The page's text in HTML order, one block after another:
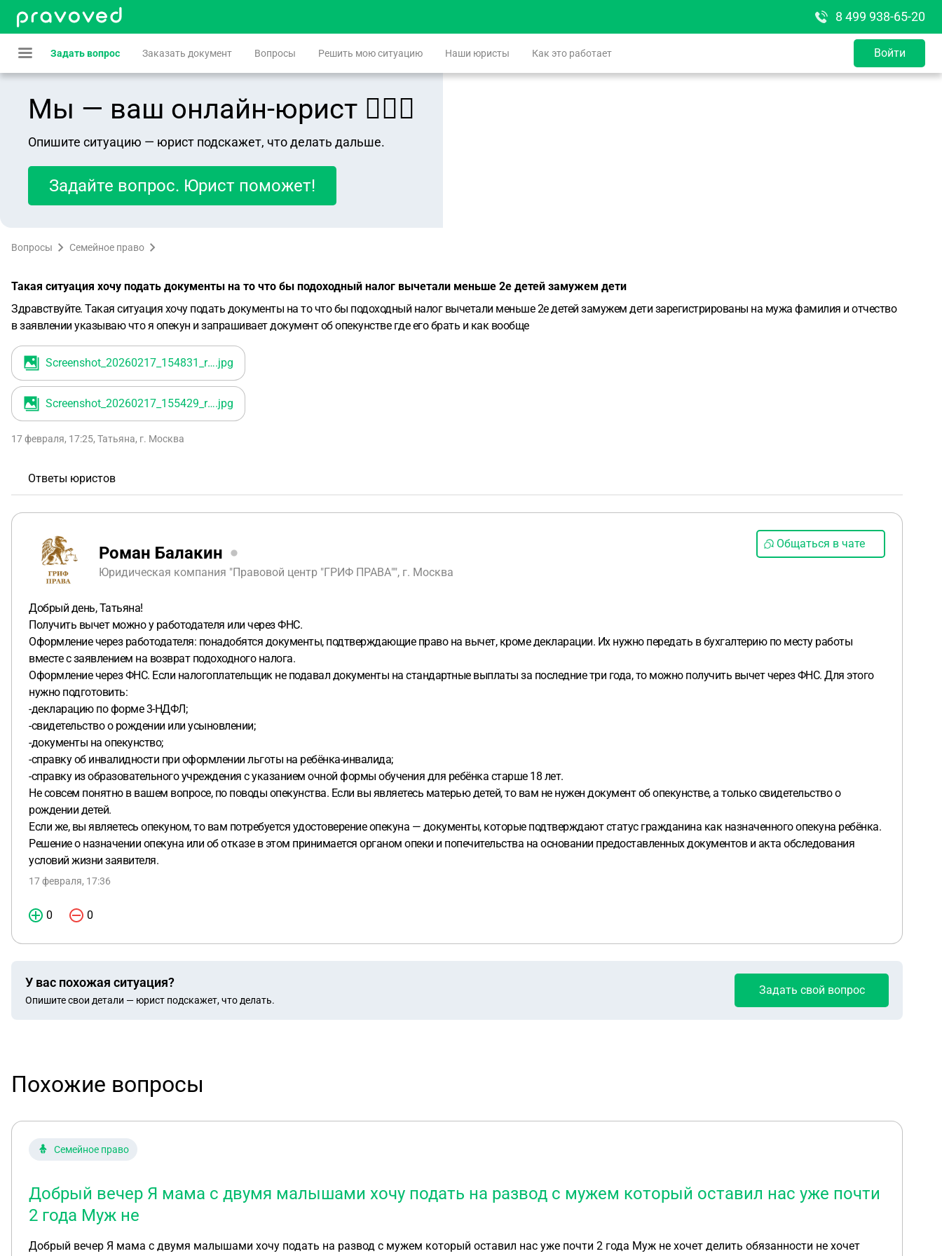
8 499 938-65-20
Задать вопрос Заказать документ Вопросы Решить мою ситуацию Наши юристы Как это работает Войти
Мы — ваш онлайн-юрист 👨🏻‍⚖️
Опишите ситуацию — юрист подскажет, что делать дальше.
Задайте вопрос. Юрист поможет!
Вопросы Семейное право
Такая ситуация хочу подать документы на то что бы подоходный налог вычетали меньше 2е детей замужем дети
Здравствуйте. Такая ситуация хочу подать документы на то что бы подоходный налог вычетали меньше 2е детей замужем дети зарегистрированы на мужа фамилия и отчество
в заявлении указываю что я опекун и запрашивает документ об опекунстве где его брать и как вообще
Screenshot_20260217_154831_ru_magnit_hrtest_android_MainActivity.jpg
Screenshot_20260217_155429_ru_magnit_hrtest_android_MainActivity.jpg
17 февраля, 17:25, Татьяна, г. Москва
Ответы юристов
Роман Балакин
Юридическая компания "Правовой центр "ГРИФ ПРАВА"", г. Москва
Общаться в чате
Добрый день, Татьяна!
Получить вычет можно у работодателя или через ФНС.
Оформление через работодателя: понадобятся документы, подтверждающие право на вычет, кроме декларации. Их нужно передать в бухгалтерию по месту работы
вместе с заявлением на возврат подоходного налога.
Оформление через ФНС. Если налогоплательщик не подавал документы на стандартные выплаты за последние три года, то можно получить вычет через ФНС. Для этого
нужно подготовить:
-декларацию по форме 3-НДФЛ;
-свидетельство о рождении или усыновлении;
-документы на опекунство;
-справку об инвалидности при оформлении льготы на ребёнка-инвалида;
-справку из образовательного учреждения с указанием очной формы обучения для ребёнка старше 18 лет.
Не совсем понятно в вашем вопросе, по поводы опекунства. Если вы являетесь матерью детей, то вам не нужен документ об опекунстве, а только свидетельство о
рождении детей.
Если же, вы являетесь опекуном, то вам потребуется удостоверение опекуна — документы, которые подтверждают статус гражданина как назначенного опекуна ребёнка.
Решение о назначении опекуна или об отказе в этом принимается органом опеки и попечительства на основании предоставленных документов и акта обследования
условий жизни заявителя.
17 февраля, 17:36
0 0
У вас похожая ситуация?
Опишите свои детали — юрист подскажет, что делать.
Задать свой вопрос
Похожие вопросы
Семейное право
Добрый вечер Я мама с двумя малышами хочу подать на развод с мужем который оставил нас уже почти
2 года Муж не
Добрый вечер Я мама с двумя малышами хочу подать на развод с мужем который оставил нас уже почти 2 года Муж не хочет делить обязанности не хочет